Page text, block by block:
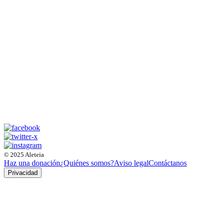
© 2025 Aleteia
Haz una donación¿Quiénes somos?Aviso legalContáctanos
Privacidad